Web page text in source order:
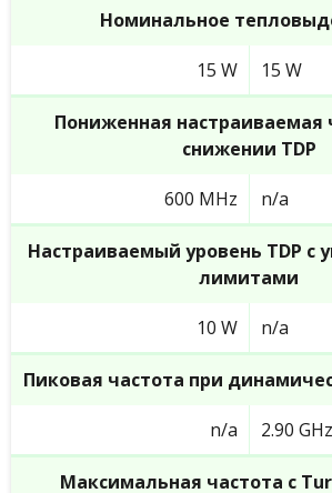
Номинальное
15 W 15 W
Пониженная настраиваемая
снижении TDP
600 MHz n/a
Настраиваемый уровень TDP
лимитами
10 W n/a
Пиковая частота при
n/a 2.90 GHz
Максимальная частота с